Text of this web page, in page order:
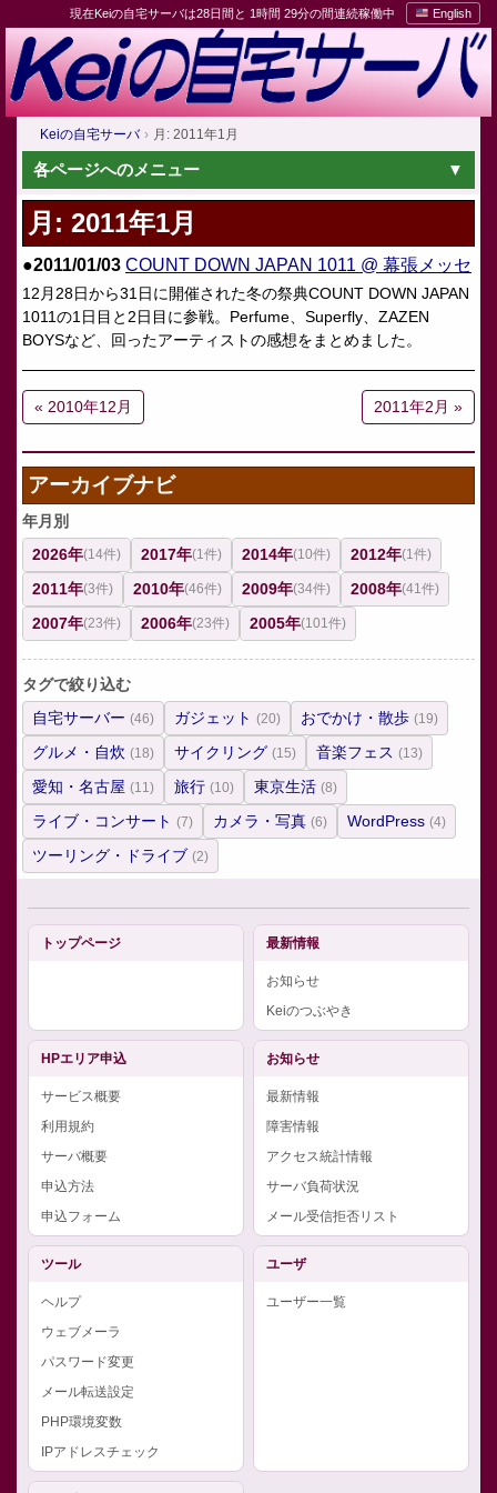
現在Keiの自宅サーバは28日間と 1時間 29分の間連続稼働中 English
Keiの自宅サーバ 月: 2011年1月
各ページへのメニュー
月: 2011年1月
●2011/01/03 COUNT DOWN JAPAN 1011 @ 幕張メッセ
12月28日から31日に開催された冬の祭典COUNT DOWN JAPAN
1011の1日目と2日目に参戦。Perfume、Superfly、ZAZEN
BOYSなど、回ったアーティストの感想をまとめました。
« 2010年12月 2011年2月 »
アーカイブナビ
年月別
2026年(14件) 2017年(1件) 2014年(10件) 2012年(1件)
2011年(3件) 2010年(46件) 2009年(34件) 2008年(41件)
2007年(23件) 2006年(23件) 2005年(101件)
タグで絞り込む
自宅サーバー (46) ガジェット (20) おでかけ・散歩 (19)
グルメ・自炊 (18) サイクリング (15) 音楽フェス (13)
愛知・名古屋 (11) 旅行 (10) 東京生活 (8)
ライブ・コンサート (7) カメラ・写真 (6) WordPress (4)
ツーリング・ドライブ (2)
トップページ 最新情報
お知らせ
Keiのつぶやき
HPエリア申込
サービス概要
利用規約
サーバ概要
申込方法
申込フォーム
お知らせ
最新情報
障害情報
アクセス統計情報
サーバ負荷状況
メール受信拒否リスト
ツール
ヘルプ
ウェブメーラ
パスワード変更
メール転送設定
PHP環境変数
IPアドレスチェック
ユーザ
ユーザー一覧